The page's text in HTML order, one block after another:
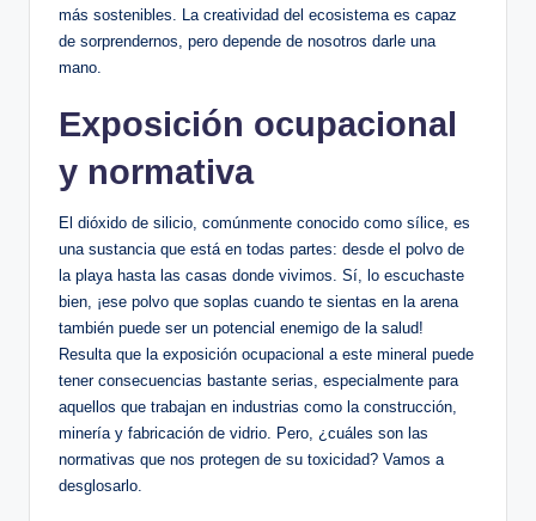
más sostenibles. ‌La creatividad del ecosistema es capaz
de​ sorprendernos, pero ‌depende de nosotros ​darle una
mano.
Exposición ocupacional‌
y normativa
El dióxido de silicio, comúnmente conocido ⁢como sílice, es
⁤una sustancia que está en todas partes: desde el polvo de
la playa hasta​ las casas donde vivimos. ⁢Sí, lo escuchaste
bien, ¡ese polvo que soplas​ cuando te sientas ‌en la arena
también puede ser un potencial enemigo de la‍ salud!
‌Resulta que la exposición‌ ocupacional a este mineral puede
tener consecuencias bastante serias,⁤ especialmente para
aquellos que trabajan en‍ industrias como la construcción,
minería y fabricación de vidrio. Pero, ‌¿cuáles son las
normativas que nos protegen ⁢de su toxicidad? Vamos a
desglosarlo.